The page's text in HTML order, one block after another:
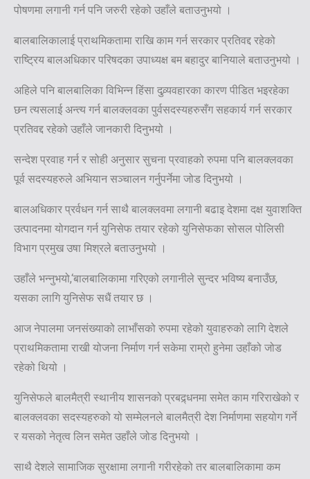
पोषणमा लगानी गर्न पनि जरुरी रहेको उहाँले बताउनुभयो ।
बालबालिकालाई प्राथमिकतामा राखि काम गर्न सरकार प्रतिवद्द रहेको
राष्ट्रिय बालअधिकार परिषदका उपाध्यक्ष बम बहादुर बानियाले बताउनुभयो ।
अहिले पनि बालबालिका विभिन्न हिंसा दुव्र्यवहारका कारण पीडित भइरहेका
छन त्यसलाई अन्त्य गर्न बालक्लवका पुर्वसदस्यहरुसँग सहकार्य गर्न सरकार
प्रतिवद्द रहेको उहाँले जानकारी दिनुभयो ।
सन्देश प्रवाह गर्न र सोही अनुसार सुचना प्रवाहको रुपमा पनि बालक्लवका
पूर्व सदस्यहरुले अभियान सञ्चालन गर्नुपर्नेमा जोड दिनुभयो ।
बालअधिकार प्रर्वधन गर्न साथै बालक्लवमा लगानी बढाइ देशमा दक्ष युवाशक्ति
उत्पादनमा योगदान गर्न युनिसेफ तयार रहेको युनिसेफका सोसल पोलिसी
विभाग प्रमुख उषा मिश्रले बताउनुभयो ।
उहाँले भन्नुभयो,‘बालबालिकामा गरिएको लगानीले सुन्दर भविष्य बनाउँछ,
यसका लागि युनिसेफ सधैं तयार छ ।
आज नेपालमा जनसंख्याको लाभाँसको रुपमा रहेको युवाहरुको लागि देशले
प्राथमिकतामा राखी योजना निर्माण गर्न सकेमा राम्रो हुनेमा उहाँको जोड
रहेको थियो ।
युनिसेफले बालमैत्री स्थानीय शासनको प्रबद्र्धनमा समेत काम गरिराखेको र
बालक्लवका सदस्यहरुको यो सम्मेलनले बालमैत्री देश निर्माणमा सहयोग गर्ने
र यसको नेतृत्व लिन समेत उहाँले जोड दिनुभयो ।
साथै देशले सामाजिक सुरक्षामा लगानी गरीरहेको तर बालबालिकामा कम